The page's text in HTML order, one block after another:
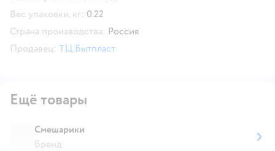
Вес упаковки, кг: 0.22
Страна производства: Россия
Продавец: ТЦ Бытпласт
Ещё товары
Смешарики
Бренд